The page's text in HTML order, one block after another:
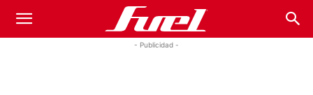
Fuel
- Publicidad -